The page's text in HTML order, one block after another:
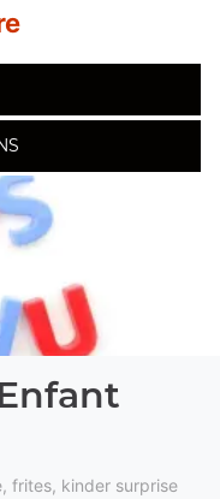
frites, kinder surprise